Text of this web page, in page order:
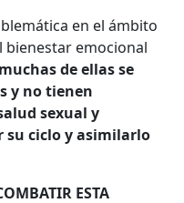
en el ámbito
emocional
de ellas se
y no tienen
sexual y
su ciclo y asimilarlo
ESTA